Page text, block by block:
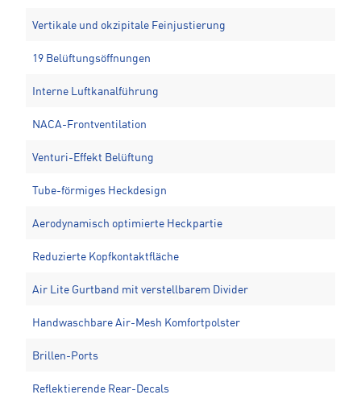
Vertikale und okzipitale Feinjustierung
19 Belüftungsöffnungen
Interne Luftkanalführung
NACA-Frontventilation
Venturi-Effekt Belüftung
Tube-förmiges Heckdesign
Aerodynamisch optimierte Heckpartie
Reduzierte Kopfkontaktfläche
Air Lite Gurtband mit verstellbarem Divider
Handwaschbare Air-Mesh Komfortpolster
Brillen-Ports
Reflektierende Rear-Decals